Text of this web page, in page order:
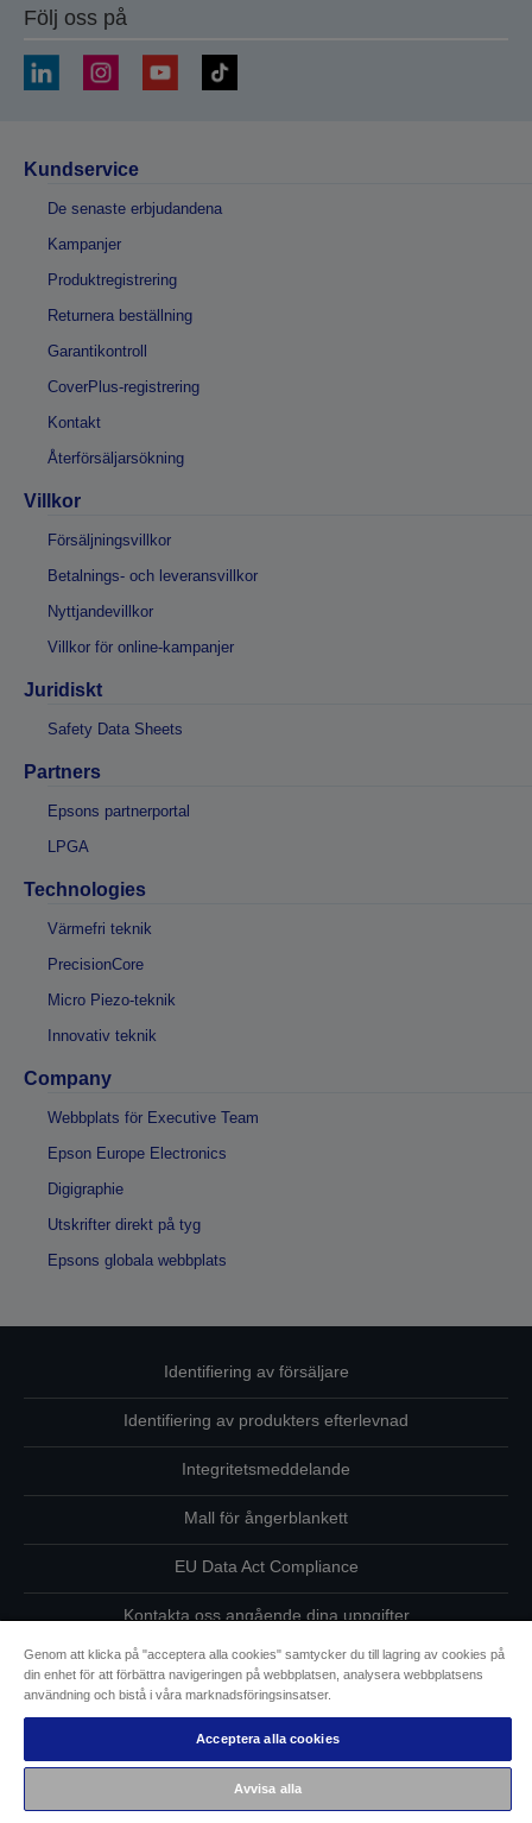
Följ oss på
Kundservice
De senaste erbjudandena
Kampanjer
Produktregistrering
Returnera beställning
Garantikontroll
CoverPlus-registrering
Kontakt
Återförsäljarsökning
Villkor
Försäljningsvillkor
Betalnings- och leveransvillkor
Nyttjandevillkor
Villkor för online-kampanjer
Juridiskt
Safety Data Sheets
Partners
Epsons partnerportal
LPGA
Technologies
Värmefri teknik
PrecisionCore
Micro Piezo-teknik
Innovativ teknik
Company
Webbplats för Executive Team
Epson Europe Electronics
Digigraphie
Utskrifter direkt på tyg
Epsons globala webbplats
Identifiering av försäljare
Identifiering av produkters efterlevnad
Integritetsmeddelande
Mall för ångerblankett
EU Data Act Compliance
Kontakta oss angående dina uppgifter
Information om cookies
Copyright © 2026 Seiko Epson
Genom att klicka på "acceptera alla cookies" samtycker du till lagring av cookies på
din enhet för att förbättra navigeringen på webbplatsen, analysera webbplatsens
användning och bistå i våra marknadsföringsinsatser.
Acceptera alla cookies
Avvisa alla